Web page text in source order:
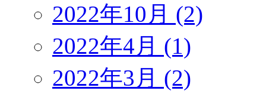
2022年10月 (2)
2022年4月 (1)
2022年3月 (2)